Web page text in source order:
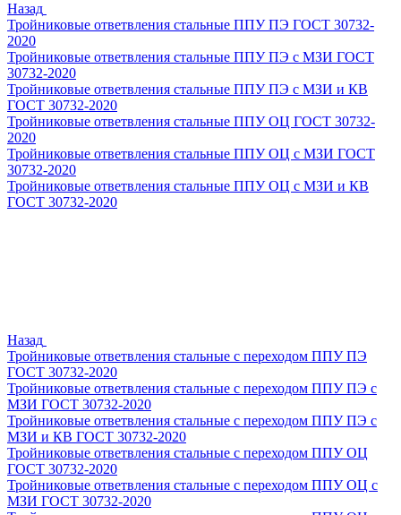
Назад
Тройниковые ответвления стальные ППУ ПЭ ГОСТ 30732-
2020
Тройниковые ответвления стальные ППУ ПЭ с МЗИ ГОСТ
30732-2020
Тройниковые ответвления стальные ППУ ПЭ с МЗИ и КВ
ГОСТ 30732-2020
Тройниковые ответвления стальные ППУ ОЦ ГОСТ 30732-
2020
Тройниковые ответвления стальные ППУ ОЦ с МЗИ ГОСТ
30732-2020
Тройниковые ответвления стальные ППУ ОЦ с МЗИ и КВ
ГОСТ 30732-2020
Назад
Тройниковые ответвления стальные с переходом ППУ ПЭ
ГОСТ 30732-2020
Тройниковые ответвления стальные с переходом ППУ ПЭ с
МЗИ ГОСТ 30732-2020
Тройниковые ответвления стальные с переходом ППУ ПЭ с
МЗИ и КВ ГОСТ 30732-2020
Тройниковые ответвления стальные с переходом ППУ ОЦ
ГОСТ 30732-2020
Тройниковые ответвления стальные с переходом ППУ ОЦ с
МЗИ ГОСТ 30732-2020